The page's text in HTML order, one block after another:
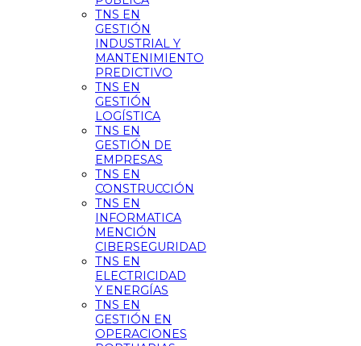
TNS EN
GESTIÓN
INDUSTRIAL Y
MANTENIMIENTO
PREDICTIVO
TNS EN
GESTIÓN
LOGÍSTICA
TNS EN
GESTIÓN DE
EMPRESAS
TNS EN
CONSTRUCCIÓN
TNS EN
INFORMATICA
MENCIÓN
CIBERSEGURIDAD
TNS EN
ELECTRICIDAD
Y ENERGÍAS
TNS EN
GESTIÓN EN
OPERACIONES